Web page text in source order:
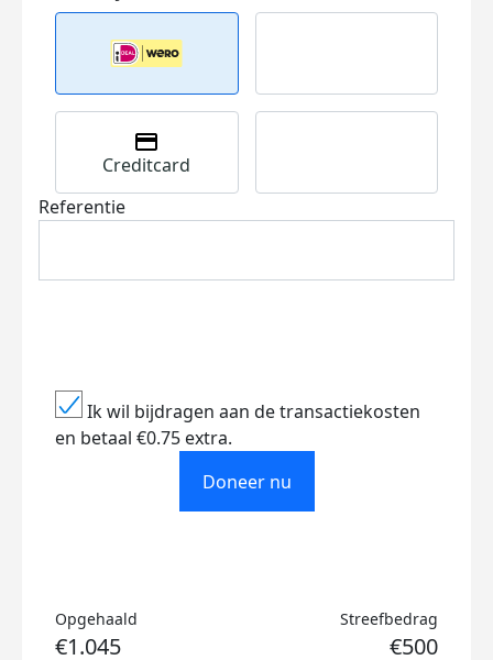
Creditcard
Referentie
Ik wil bijdragen aan de transactiekosten
en betaal €0.75 extra.
Doneer nu
Opgehaald
€1.045
Streefbedrag
€500